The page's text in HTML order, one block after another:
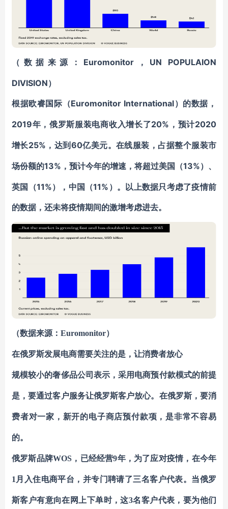
（数据来源： Euromonitor，UN POPULAION
DIVISION）
根据欧睿国际（Euromonitor International）的数据，
2019年，俄罗斯服装电商收入增长了20%， 预计2020
增长25%，达到60亿美元。在线服装，占据整个服装市
场份额的13%，预计今年的增速，将超过美国（13%）、
英国（11%），中国（11%）。以上数据只考虑了疫情前
的数据，还未将疫情期间的激增考虑进去。
（数据来源： Euromonitor）
在俄罗斯发展电商需要关注的是，让消费者放心
规模较小的奢侈品公司表示，采用电商预付款模式的前提
是，要通过客户服务让俄罗斯客户放心。在俄罗斯，要消
费者对一家，新开的电子商店预付款项，是非常不容易
的。
俄罗斯品牌WOS，已经经营9年，为了应对疫情，在今年
1月入住电商平台，并专门聘请了三名客户代表。当俄罗
斯客户有意向在网上下单时，这3名客户代表，要为他们